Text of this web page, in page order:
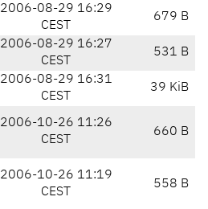
2006-08-29 16:29
CEST
679 B
2006-08-29 16:27
CEST
531 B
2006-08-29 16:31
CEST
39 KiB
2006-10-26 11:26
CEST
660 B
2006-10-26 11:19
CEST
558 B